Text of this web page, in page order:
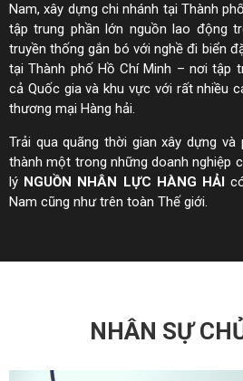
Nam, xây dựng chi nhánh tại Thành
tập trung phần lớn nguồn lao động
truyền thống gắn bó với nghề đi biển
tại Thành phố Hồ Chí Minh – nơi tập
cả Quốc gia và khu vực với rất nhiều
thương mại Hàng hải.
Trải qua quãng thời gian xây dựng
thành một trong những doanh nghiệp
lý NGUỒN NHÂN LỰC HÀNG HẢI
Nam cũng như trên toàn Thế giới.
NHÂN SỰ